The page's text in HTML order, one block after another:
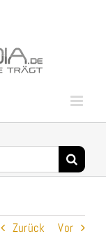
Zurück Vor